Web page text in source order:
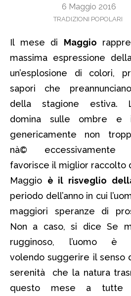
6 Maggio 2016
TRADIZIONI POPOLARI
Il mese di Maggio
massima espressione
un’esplosione di colori,
sapori che
della stagione estiva.
domina sulle ombre e
genericamente non
nà© eccessivamente
favorisce il miglior raccolto
Maggio è il risveglio
periodo dell’anno in cui
maggiori speranze di
Non a caso, si dice Se
rugginoso, l’uomo è
volendo suggerire il senso
serenità che la natura
questo mese a tutte